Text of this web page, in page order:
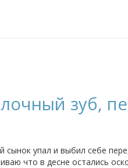
НЕ страшно покупать
зуб,
упал и выбил себе
что в десне остались